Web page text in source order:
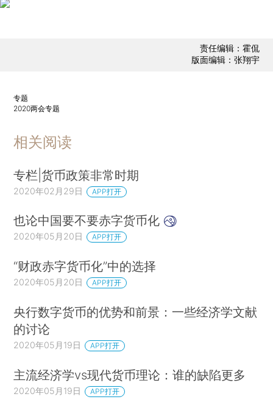
责任编辑：霍侃
版面编辑：张翔宇
专题
2020两会专题
相关阅读
专栏|货币政策非常时期
2020年02月29日 APP打开
也论中国要不要赤字货币化
2020年05月20日 APP打开
“财政赤字货币化”中的选择
2020年05月20日 APP打开
央行数字货币的优势和前景：一些经济学文献
的讨论
2020年05月19日 APP打开
主流经济学vs现代货币理论：谁的缺陷更多
2020年05月19日 APP打开